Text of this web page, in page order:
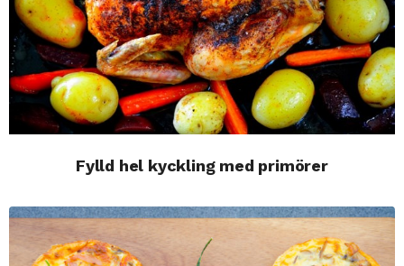
Fylld hel kyckling med primörer